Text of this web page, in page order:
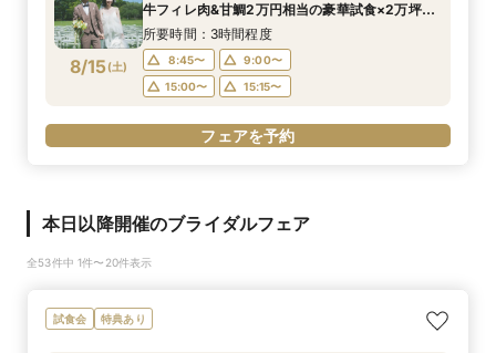
8/15(土)
牛フィレ肉&甘鯛2万円相当の豪華試食×2万坪の
庭園+迎賓館の見学ツアー
所要時間：3時間程度
8:45〜
9:00〜
15:00〜
15:15〜
フェアを予約
本日以降開催のブライダルフェア
全53件中 1件〜20件表示
試食会 特典あり